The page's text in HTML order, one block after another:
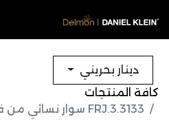
دينار بحريني
كافة المنتجات
FRJ.3.3133 سوار نسائي من فري لوك باريس